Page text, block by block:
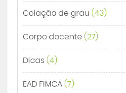
Colação de grau (43)
Corpo docente (27)
Dicas (4)
EAD FIMCA (7)